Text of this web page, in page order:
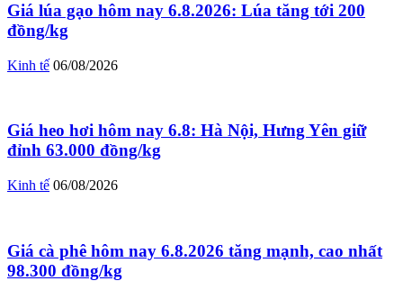
Giá lúa gạo hôm nay 6.8.2026: Lúa tăng tới 200
đồng/kg
Kinh tế 06/08/2026
Giá heo hơi hôm nay 6.8: Hà Nội, Hưng Yên giữ
đỉnh 63.000 đồng/kg
Kinh tế 06/08/2026
Giá cà phê hôm nay 6.8.2026 tăng mạnh, cao nhất
98.300 đồng/kg